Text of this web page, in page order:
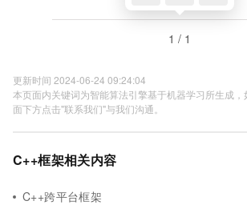
1 / 1
更新时间 2024-06-24 09:24:04
本页面内关键词为智能算法引擎基于机器学习所生成
面下方点击"联系我们"与我们沟通。
C++框架相关内容
C++跨平台框架